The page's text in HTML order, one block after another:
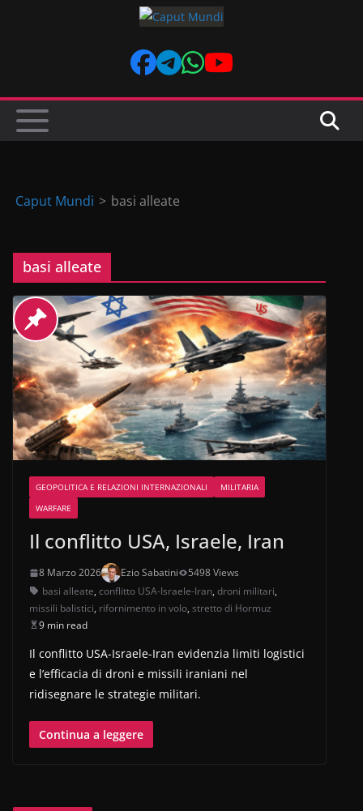
Caput Mundi > basi alleate
basi alleate
GEOPOLITICA E RELAZIONI INTERNAZIONALI
MILITARIA
WARFARE
Il conflitto USA, Israele, Iran
8 Marzo 2026 Ezio Sabatini
5498 Views
basi alleate, conflitto USA-Israele-Iran, droni militari,
missili balistici, rifornimento in volo, stretto di Hormuz
9 min read
Il conflitto USA-Israele-Iran evidenzia limiti logistici
e l’efficacia di droni e missili iraniani nel
ridisegnare le strategie militari.
Continua a leggere